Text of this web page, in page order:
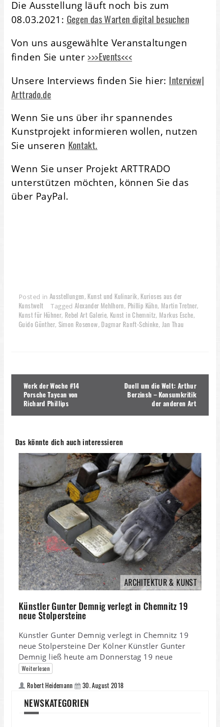
Die Ausstellung läuft noch bis zum
08.03.2021: Gegen das Warten digital besuchen
Von uns ausgewählte Veranstaltungen
finden Sie unter >>>Events<<<
Unsere Interviews finden Sie hier: Interview|
Arttrado.de
Wenn Sie uns über ihr spannendes
Kunstprojekt informieren wollen, nutzen
Sie unseren Kontakt.
Wenn Sie unser Projekt ARTTRADO
unterstützen möchten, können Sie das
über PayPal.
Posted in Ausstellungen, Kunst und Kulinarik, Kurioses aus der
Kunstwelt
Tagged Alexander Mehlhorn, Phillip Kühn, Martin Tretner,
Kunst für Hühner, Rebel Art Galerie, Kunst in Chemnitz, Markus Esche,
Guido Günther, Simon Rosenow, Dagmar Ranft-Schinke, Jan Thau
Beitragsnavigation
Werk der Woche #14
Porsche Taycan von
Richard Phillips
Duell um die Welt: Arthur
Berzinsh – Konsumkritik
der anderen Art
Das könnte dich auch interessieren
ARCHITEKTUR & KUNST
Künstler Gunter Demnig verlegt in Chemnitz 19
neue Stolpersteine
Künstler Gunter Demnig verlegt in Chemnitz 19
neue Stolpersteine Der Kölner Künstler Gunter
Demnig ließ heute am Donnerstag 19 neue
Weiterlesen
Robert Heidemann 30. August 2018
NEWSKATEGORIEN